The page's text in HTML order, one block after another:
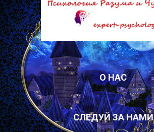
О НАС
СЛЕДУЙ ЗА НАМИ